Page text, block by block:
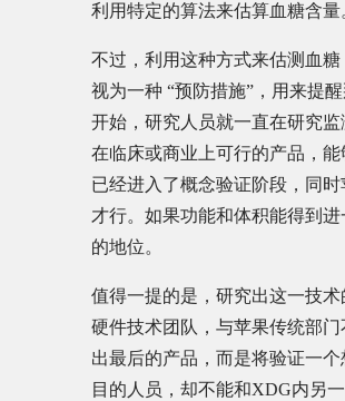
利用特定的算法来估算血糖含量
不过，利用这种方式来估测血
视为一种 “预防措施”，用来提
开始，研究人员就一直在研究
在临床或商业上可行的产品，
已经进入了概念验证阶段，同
才行。如果功能和体积能得到
的地位。
值得一提的是，研究出这一技
硬件技术团队，与苹果传统部
出最后的产品，而是将验证一
目的人员，却不能和XDG内另